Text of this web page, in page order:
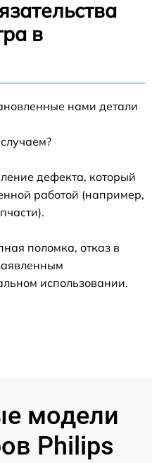
в
нами детали
дефекта, который
работой (например,
поломка, отказ в
использовании.
модели
Philips